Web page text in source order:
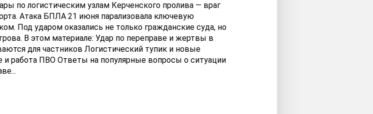
по логистическим узлам Керченского пролива — враг
Атака БПЛА 21 июня парализовала ключевую
Под ударом оказались не только гражданские суда, но
В этом материале: Удар по переправе и жертвы в
для частников Логистический тупик и новые
работа ПВО Ответы на популярные вопросы о ситуации